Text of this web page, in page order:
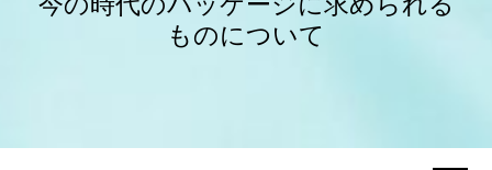
ものについて